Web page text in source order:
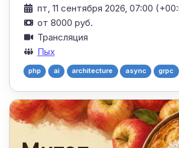
пт, 11 сентября 2026, 07:00
от 8000 руб.
Трансляция
Пых
php ai architecture async grpc